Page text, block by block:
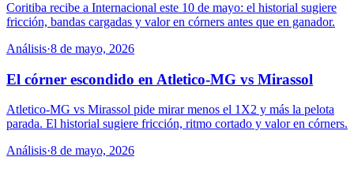
Coritiba recibe a Internacional este 10 de mayo: el historial sugiere
fricción, bandas cargadas y valor en córners antes que en ganador.
Análisis·8 de mayo, 2026
El córner escondido en Atletico-MG vs Mirassol
Atletico-MG vs Mirassol pide mirar menos el 1X2 y más la pelota
parada. El historial sugiere fricción, ritmo cortado y valor en córners.
Análisis·8 de mayo, 2026